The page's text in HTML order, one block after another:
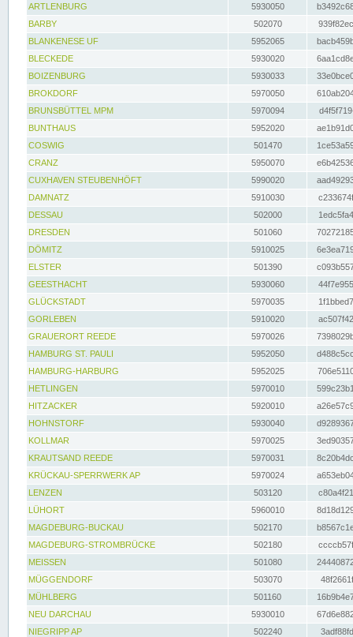
ARTLENBURG
5930050
BARBY
502070
BLANKENESE UF
5952065
BLECKEDE
5930020
BOIZENBURG
5930033
BROKDORF
5970050
BRUNSBÜTTEL MPM
5970094
BUNTHAUS
5952020
COSWIG
501470
CRANZ
5950070
CUXHAVEN STEUBENHÖFT
5990020
DAMNATZ
5910030
DESSAU
502000
DRESDEN
501060
DÖMITZ
5910025
ELSTER
501390
GEESTHACHT
5930060
GLÜCKSTADT
5970035
GORLEBEN
5910020
GRAUERORT REEDE
5970026
HAMBURG ST. PAULI
5952050
HAMBURG-HARBURG
5952025
HETLINGEN
5970010
HITZACKER
5920010
HOHNSTORF
5930040
KOLLMAR
5970025
KRAUTSAND REEDE
5970031
KRÜCKAU-SPERRWERK AP
5970024
LENZEN
503120
LÜHORT
5960010
MAGDEBURG-BUCKAU
502170
MAGDEBURG-STROMBRÜCKE
502180
MEISSEN
501080
MÜGGENDORF
503070
MÜHLBERG
501160
NEU DARCHAU
5930010
NIEGRIPP AP
502240